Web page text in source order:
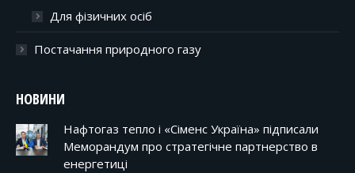
Для фізичних осіб
Постачання природного газу
НОВИНИ
Нафтогаз тепло і «Сіменс Україна» підписали
Меморандум про стратегічне партнерство в
енергетиці